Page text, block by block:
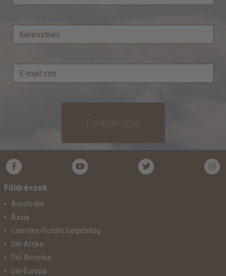
Feliratkozás
Földrészek
Ausztrália
Ázsia
Csendes-Óceáni Szigetvilág
Dél-Afrika
Dél-Amerika
Dél-Európa